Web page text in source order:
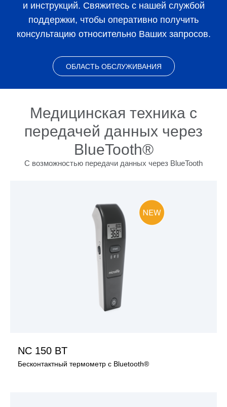
и инструкций. Свяжитесь с нашей службой
поддержки, чтобы оперативно получить
консультацию относительно Ваших запросов.
ОБЛАСТЬ ОБСЛУЖИВАНИЯ
Медицинская техника с
передачей данных через
BlueTooth®
С возможностью передачи данных через BlueTooth
NC 150 BT
Бесконтактный термометр с Bluetooth®
ПОСМОТРЕТЬ ИЗДЕЛИЕ